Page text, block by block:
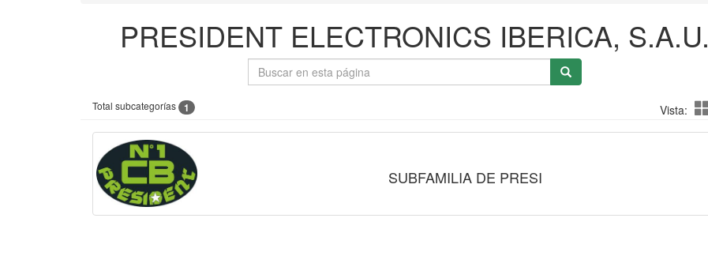
PRESIDENT ELECTRONICS IBERICA, S.A.U.
Total subcategorías 1 Vista:
SUBFAMILIA DE PRESI